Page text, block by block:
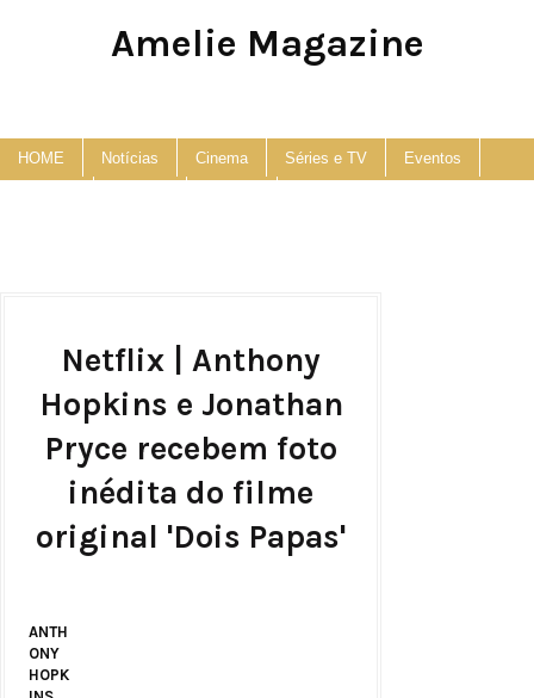
Amelie Magazine
HOME Notícias Cinema Séries e TV Eventos
Netflix | Anthony
Hopkins e Jonathan
Pryce recebem foto
inédita do filme
original 'Dois Papas'
ANTH
ONY
HOPK